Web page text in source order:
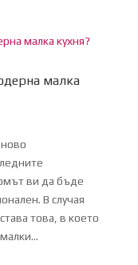
малка
ви да бъде
В случая
това, в което